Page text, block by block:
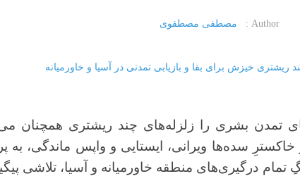
Author : مصطفی مصطفوی
تمدن بشری را زلزله‌های چند ریشتری همچنان
سده‌ها ویرانی، ایستایی و واپس ماندگی، به
درگیری‌های منطقه خاورمیانه و آسیا، تلاشی